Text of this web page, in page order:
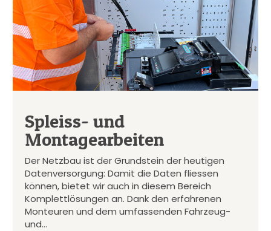
Spleiss- und
Montagearbeiten
Der Netzbau ist der Grundstein der heutigen
Datenversorgung: Damit die Daten fliessen
können, bietet wir auch in diesem Bereich
Komplettlösungen an. Dank den erfahrenen
Monteuren und dem umfassenden Fahrzeug-
und…